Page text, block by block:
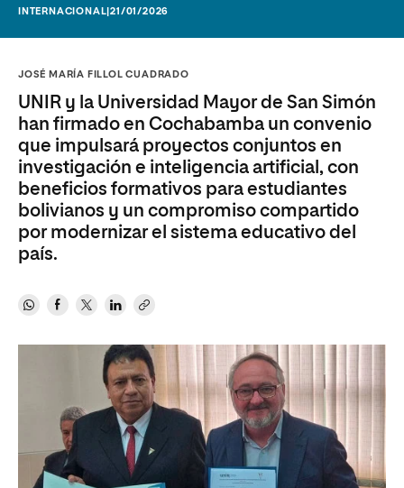
INTERNACIONAL |21/01/2026
JOSÉ MARÍA FILLOL CUADRADO
UNIR y la Universidad Mayor de San Simón
han firmado en Cochabamba un convenio
que impulsará proyectos conjuntos en
investigación e inteligencia artificial, con
beneficios formativos para estudiantes
bolivianos y un compromiso compartido
por modernizar el sistema educativo del
país.